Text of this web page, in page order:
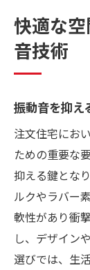
快適な
音技術
振動音を抑え
注文住宅にお
ための重要な
抑える鍵とな
ルクやラバー
軟性があり衝
し、デザイン
選びでは、生